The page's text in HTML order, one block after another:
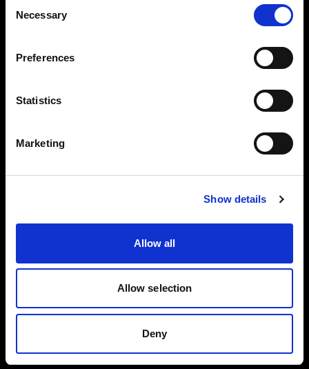
Selection
Necessary
Preferences
Statistics
Marketing
Show details
Allow all
Allow selection
Deny
dell'e-commerce della moda, le nostre soluzioni
dall'alto ti aiutano a scattare foto di prodotti di
Scegli l'efficienza e la facilità di Profoto
StyleShoots Horizontal o opta per la piena